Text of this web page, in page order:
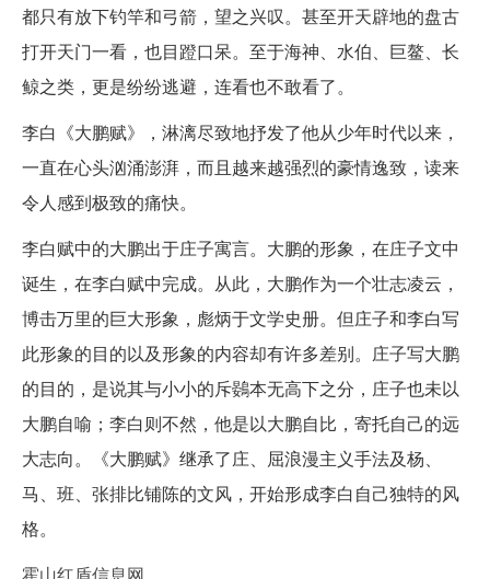
都只有放下钓竿和弓箭，望之兴叹。甚至开天辟地的盘古
打开天门一看，也目蹬口呆。至于海神、水伯、巨鳌、长
鲸之类，更是纷纷逃避，连看也不敢看了。
李白《大鹏赋》，淋漓尽致地抒发了他从少年时代以来，
一直在心头汹涌澎湃，而且越来越强烈的豪情逸致，读来
令人感到极致的痛快。
李白赋中的大鹏出于庄子寓言。大鹏的形象，在庄子文中
诞生，在李白赋中完成。从此，大鹏作为一个壮志凌云，
博击万里的巨大形象，彪炳于文学史册。但庄子和李白写
此形象的目的以及形象的内容却有许多差别。庄子写大鹏
的目的，是说其与小小的斥鷃本无高下之分，庄子也未以
大鹏自喻；李白则不然，他是以大鹏自比，寄托自己的远
大志向。《大鹏赋》继承了庄、屈浪漫主义手法及杨、
马、班、张排比铺陈的文风，开始形成李白自己独特的风
格。